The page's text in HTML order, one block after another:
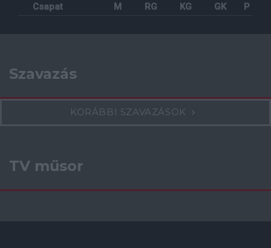
Csapat M RG KG GK P
Szavazás
KORÁBBI SZAVAZÁSOK
TV műsor